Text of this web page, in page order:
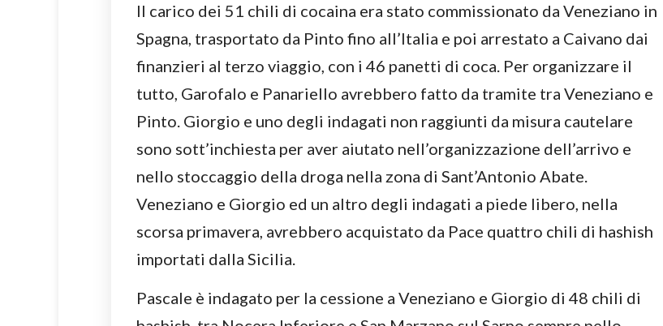
Il carico dei 51 chili di cocaina era stato commissionato da Veneziano in
Spagna, trasportato da Pinto fino all’Italia e poi arrestato a Caivano dai
finanzieri al terzo viaggio, con i 46 panetti di coca. Per organizzare il
tutto, Garofalo e Panariello avrebbero fatto da tramite tra Veneziano e
Pinto. Giorgio e uno degli indagati non raggiunti da misura cautelare
sono sott’inchiesta per aver aiutato nell’organizzazione dell’arrivo e
nello stoccaggio della droga nella zona di Sant’Antonio Abate.
Veneziano e Giorgio ed un altro degli indagati a piede libero, nella
scorsa primavera, avrebbero acquistato da Pace quattro chili di hashish
importati dalla Sicilia.
Pascale è indagato per la cessione a Veneziano e Giorgio di 48 chili di